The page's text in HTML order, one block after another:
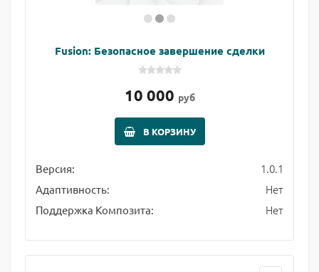
Fusion: Безопасное завершение сделки
10 000 руб
В КОРЗИНУ
Версия: 1.0.1
Адаптивность: Нет
Поддержка Композита: Нет